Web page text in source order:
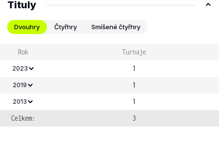
Tituly
Dvouhry Čtyřhry Smíšené čtyřhry
Rok Turnaje
2023 1
2019 1
2013
1
Celkem:
3